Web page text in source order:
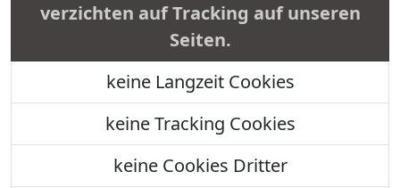
verzichten auf Tracking auf unseren
Seiten.
keine Langzeit Cookies
keine Tracking Cookies
keine Cookies Dritter